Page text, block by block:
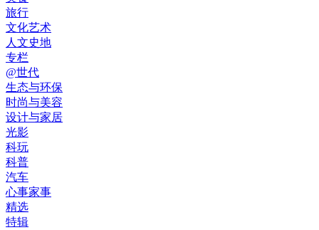
旅行
文化艺术
人文史地
专栏
@世代
生态与环保
时尚与美容
设计与家居
光影
科玩
科普
汽车
心事家事
精选
特辑